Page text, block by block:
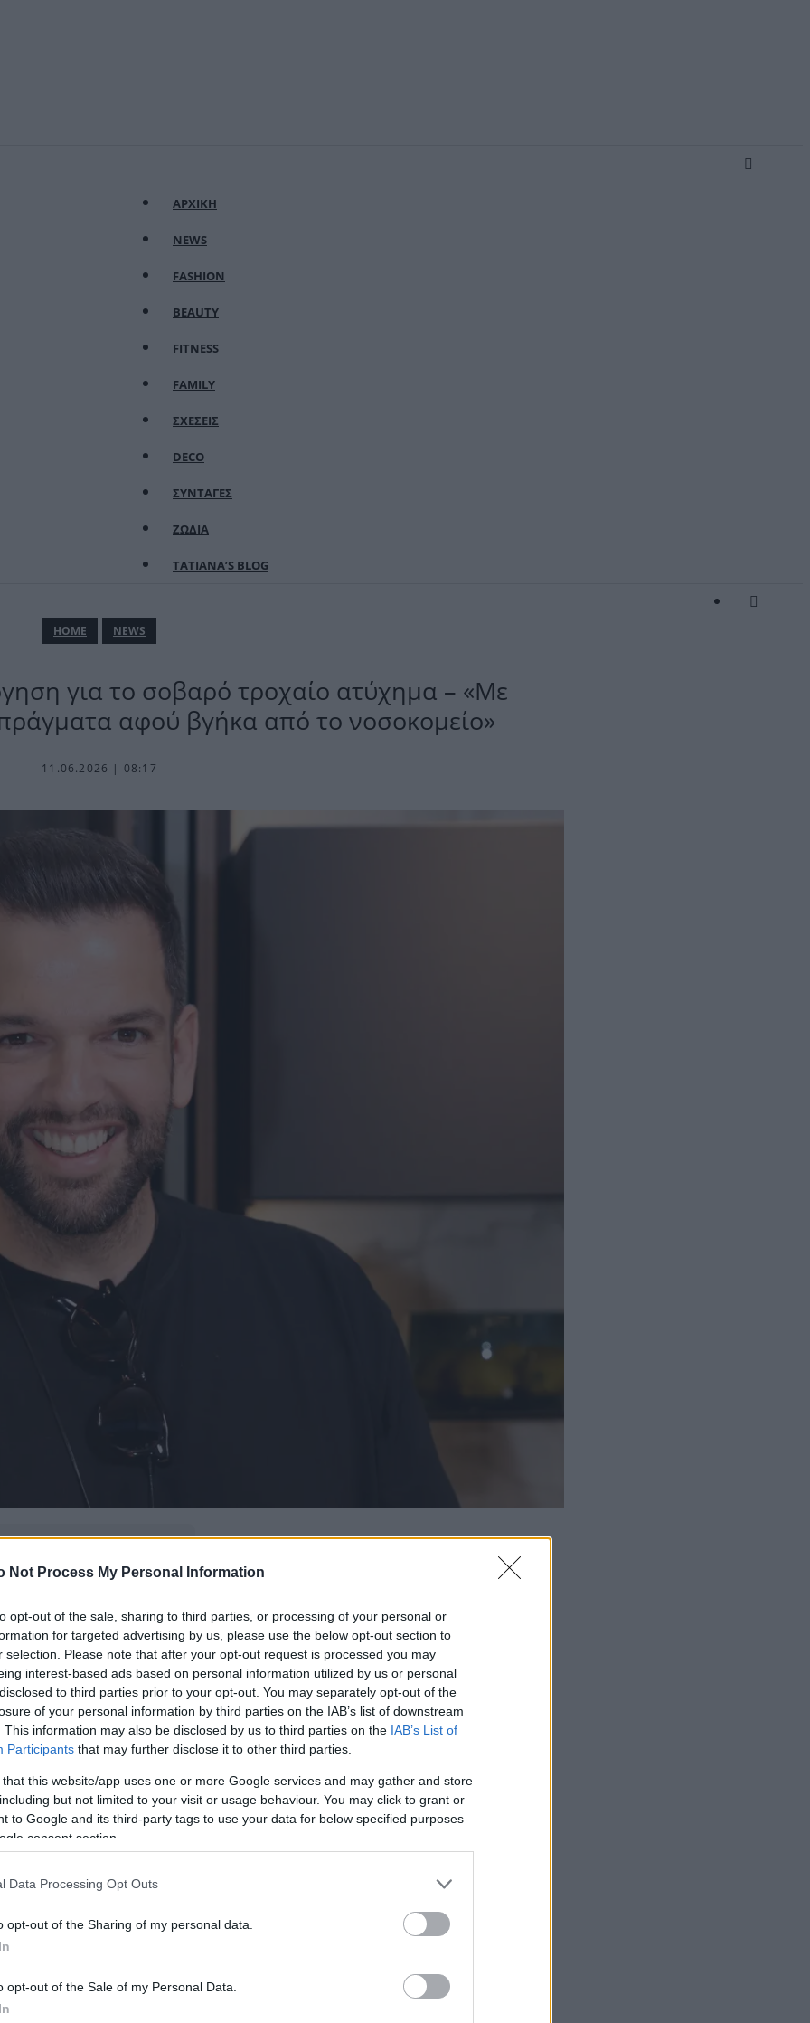
Not Process My Personal Information
opt-out of the sale, sharing to third parties, or processing of your personal or
for targeted advertising by us, please use the below opt-out section to
selection. Please note that after your opt-out request is processed you may
interest-based ads based on personal information utilized by us or personal
to third parties prior to your opt-out. You may separately opt-out of the
of your personal information by third parties on the IAB’s list of downstream
This information may also be disclosed by us to third parties on the IAB’s List of
Participants that may further disclose it to other third parties.
that this website/app uses one or more Google services and may gather and store
but not limited to your visit or usage behaviour. You may click to grant or
to Google and its third-party tags to use your data for below specified purposes
consent section.
Data Processing Opt Outs
opt-out of the Sharing of my personal data.
opt-out of the Sale of my Personal Data.
ΑΡΧΙΚΗ
NEWS
FASHION
BEAUTY
FITNESS
FAMILY
ΣΧΕΣΕΙΣ
DECO
ΣΥΝΤΑΓΕΣ
ΖΩΔΙΑ
TATIANA’S BLOG
ΗΟΜΕ NEWS
για το σοβαρό τροχαίο ατύχημα – «Με
αφού βγήκα από το νοσοκομείο»
11.06.2026 | 08:17
πιο συχνά
εβδομάδες από τις
ενεπλάκη σε ένα πολύ
σεφ και συνεργάτης της
σε μια σπάνια
τονίζοντας πως έχει
που φέρει πλέον
ΔΙΑΦΗΜΙΣΗ